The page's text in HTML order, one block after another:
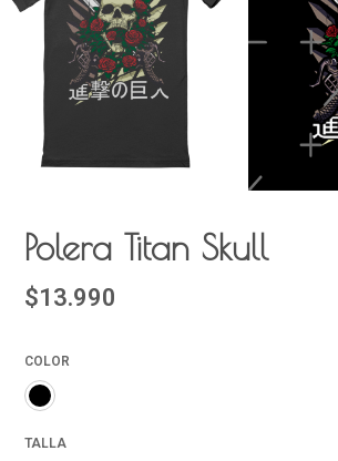
Polera Titan Skull
$13.990
COLOR
TALLA